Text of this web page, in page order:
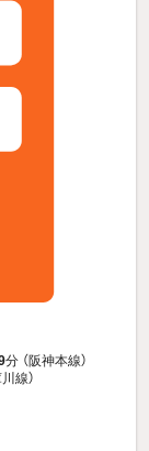
分 （阪神本線）
線）